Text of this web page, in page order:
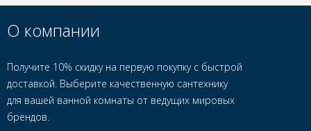
О компании
Получите 10% скидку на первую покупку с быстрой
доставкой. Выберите качественную сантехнику
для вашей ванной комнаты от ведущих мировых
брендов.